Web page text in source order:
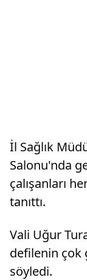
İl Sağlık
Salonu'nda
çalışanları
tanıttı.
Vali Uğur
defilenin çok
söyledi.